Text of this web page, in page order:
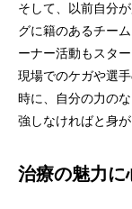
そして、以前自分
グに籍のあるチー
ーナー活動もスター
現場でのケガや選
時に、自分の力の
強しなければと身
治療の魅力に